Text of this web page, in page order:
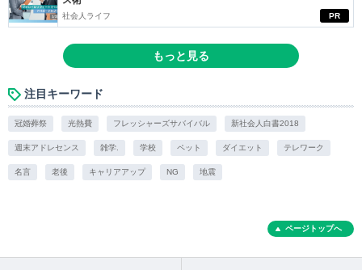
PR
社会人ライフ
もっと見る
注目キーワード
冠婚葬祭 光熱費 フレッシャーズサバイバル 新社会人白書2018
週末アドレセンス 雑学. 学校 ペット ダイエット テレワーク
名言 老後 キャリアアップ NG 地震
ページトップへ